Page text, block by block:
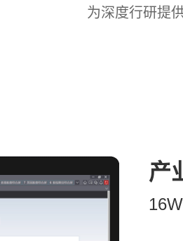
为深度行研提
产